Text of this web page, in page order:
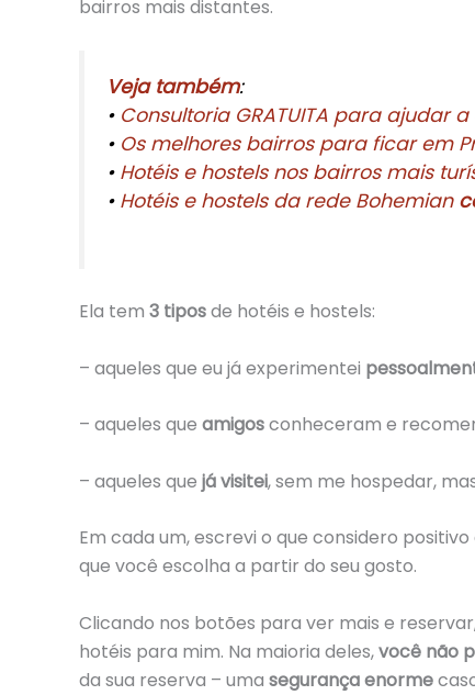
bairros mais distantes.
Veja também:
• Consultoria GRATUITA para ajudar
• Os melhores bairros para ficar em
• Hotéis e hostels nos bairros mais
• Hotéis e hostels da rede Bohemian
Ela tem 3 tiposde hotéis e hostels:
– aqueles que eu já experimentei
– aqueles que amigosconheceram e
– aqueles que já visitei, sem me hospedar,
Em cada um, escrevi o que considero
que você escolha a partir do seu gosto.
Clicando nos botões para ver mais e
hotéis para mim. Na maioria deles,você não
da sua reserva – uma segurança enorme